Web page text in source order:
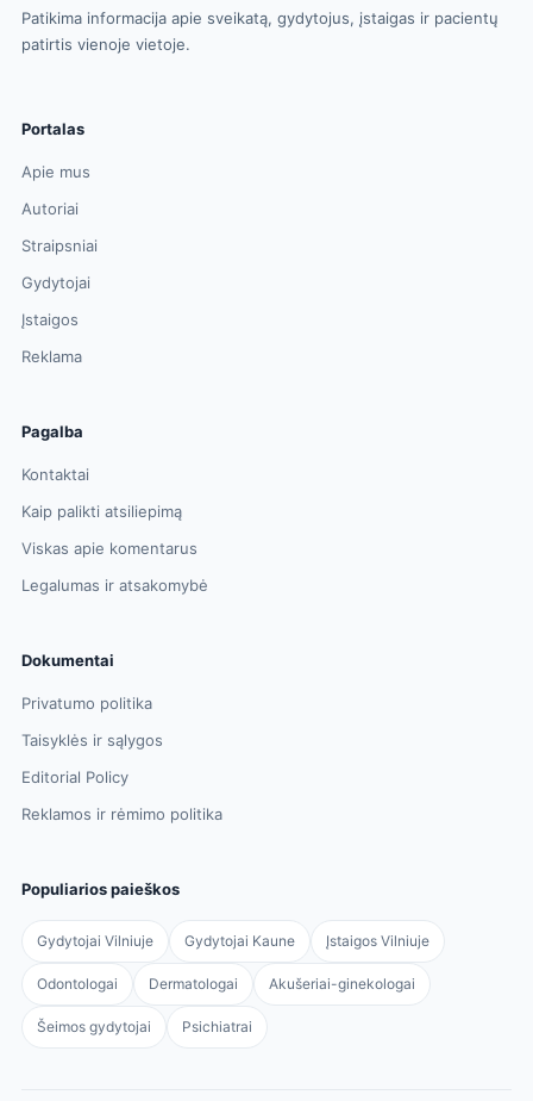
Patikima informacija apie sveikatą, gydytojus, įstaigas ir pacientų
patirtis vienoje vietoje.
Portalas
Apie mus
Autoriai
Straipsniai
Gydytojai
Įstaigos
Reklama
Pagalba
Kontaktai
Kaip palikti atsiliepimą
Viskas apie komentarus
Legalumas ir atsakomybė
Dokumentai
Privatumo politika
Taisyklės ir sąlygos
Editorial Policy
Reklamos ir rėmimo politika
Populiarios paieškos
Gydytojai Vilniuje Gydytojai Kaune Įstaigos Vilniuje
Odontologai Dermatologai Akušeriai-ginekologai
Šeimos gydytojai Psichiatrai